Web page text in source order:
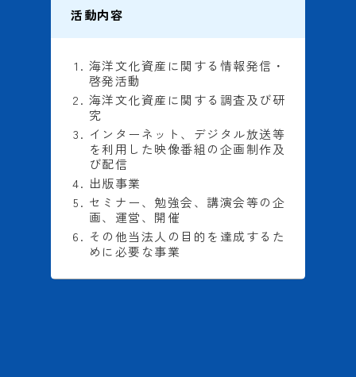
活動内容
海洋文化資産に関する情報発信・
啓発活動
海洋文化資産に関する調査及び研
究
インターネット、デジタル放送等
を利用した映像番組の企画制作及
び配信
出版事業
セミナー、勉強会、講演会等の企
画、運営、開催
その他当法人の目的を達成するた
めに必要な事業